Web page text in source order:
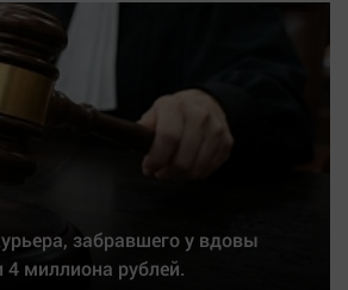
забравшего у вдовы
миллиона рублей.